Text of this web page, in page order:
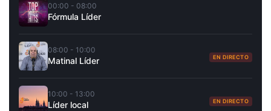
00:00 - 08:00
Fórmula Líder
08:00 - 10:00
Matinal Líder EN DIRECTO
10:00 - 13:00
Líder local EN DIRECTO